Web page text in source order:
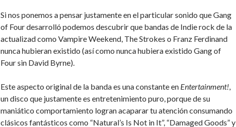
Si nos ponemos a pensar justamente en el particular sonido que Gang
of Four desarrolló podemos descubrir que bandas de Indie rock de la
actualizad como Vampire Weekend, The Strokes o Franz Ferdinand
nunca hubieran existido (así como nunca hubiera existido Gang of
Four sin David Byrne).
Este aspecto original de la banda es una constante en Entertainment!,
un disco que justamente es entretenimiento puro, porque de su
maniático comportamiento logran acaparar tu atención consumando
clásicos fantásticos como “Natural’s Is Not in It”, “Damaged Goods” y